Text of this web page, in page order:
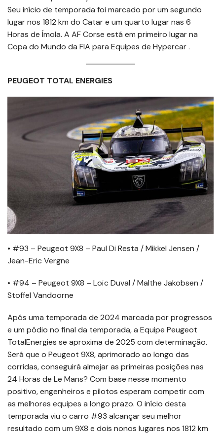
Seu início de temporada foi marcado por um segundo
lugar nos 1812 km do Catar e um quarto lugar nas 6
Horas de Ímola. A AF Corse está em primeiro lugar na
Copa do Mundo da FIA para Equipes de Hypercar .
PEUGEOT TOTAL ENERGIES
• #93 – Peugeot 9X8 – Paul Di Resta / Mikkel Jensen /
Jean-Eric Vergne
• #94 – Peugeot 9X8 – Loïc Duval / Malthe Jakobsen /
Stoffel Vandoorne
Após uma temporada de 2024 marcada por progressos
e um pódio no final da temporada, a Equipe Peugeot
TotalEnergies se aproxima de 2025 com determinação.
Será que o Peugeot 9X8, aprimorado ao longo das
corridas, conseguirá almejar as primeiras posições nas
24 Horas de Le Mans? Com ​​base nesse momento
positivo, engenheiros e pilotos esperam competir com
as melhores equipes a longo prazo. O início desta
temporada viu o carro #93 alcançar seu melhor
resultado com um 9X8 e dois nonos lugares nos 1812 km